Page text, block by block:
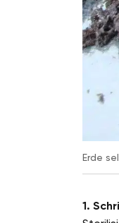
Erde
1.